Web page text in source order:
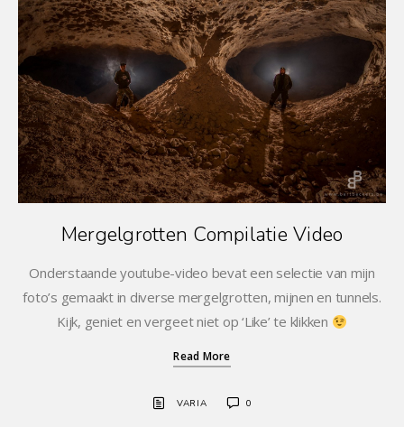
Mergelgrotten Compilatie Video
Onderstaande youtube-video bevat een selectie van mijn
foto’s gemaakt in diverse mergelgrotten, mijnen en tunnels.
Kijk, geniet en vergeet niet op ‘Like’ te klikken
Read More
VARIA 0